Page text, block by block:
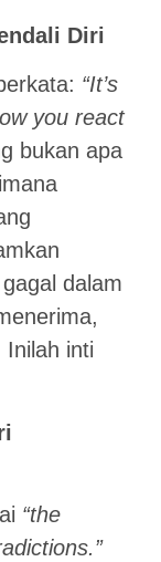
Diri
“It’s
you react
bukan apa
dalam
Inilah inti
“the